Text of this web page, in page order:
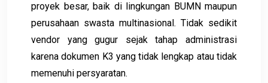
proyek besar, baik di lingkungan BUMN maupun
perusahaan swasta multinasional. Tidak sedikit
vendor yang gugur sejak tahap administrasi
karena dokumen K3 yang tidak lengkap atau tidak
memenuhi persyaratan.